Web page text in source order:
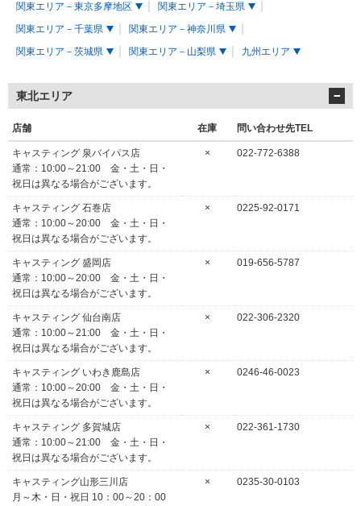
関東エリア－東京多摩地区
関東エリア－埼玉県
関東エリア－千葉県
関東エリア－神奈川県
関東エリア－茨城県
関東エリア－山梨県 九州エリア
東北エリア
店舗 在庫 問い合わせ先TEL
キャスティング 泉バイパス店
通常：10:00～21:00 金・土・日・
祝日は異なる場合がございます。
× 022-772-6388
キャスティング 石巻店
通常：10:00～20:00 金・土・日・
祝日は異なる場合がございます。
× 0225-92-0171
キャスティング 盛岡店
通常：10:00～20:00 金・土・日・
祝日は異なる場合がございます。
× 019-656-5787
キャスティング 仙台南店
通常：10:00～21:00 金・土・日・
祝日は異なる場合がございます。
× 022-306-2320
キャスティング いわき鹿島店
通常：10:00～20:00 金・土・日・
祝日は異なる場合がございます。
× 0246-46-0023
キャスティング 多賀城店
通常：10:00～21:00 金・土・日・
祝日は異なる場合がございます。
× 022-361-1730
キャスティング山形三川店
月～木・日・祝日 10：00～20：00
× 0235-30-0103